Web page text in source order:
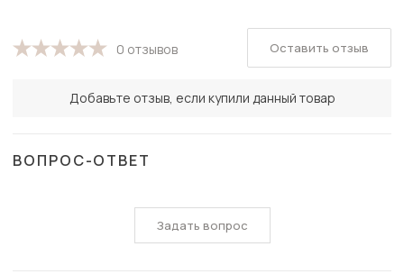
0 отзывов
Добавьте отзыв, если купили данный товар
Оставить отзыв
ВОПРОС-ОТВЕТ
Задать вопрос